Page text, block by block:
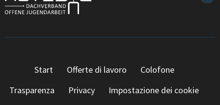
Start Offerte di lavoro
Colofone
Trasparenza
Privacy Impostazione dei cookie